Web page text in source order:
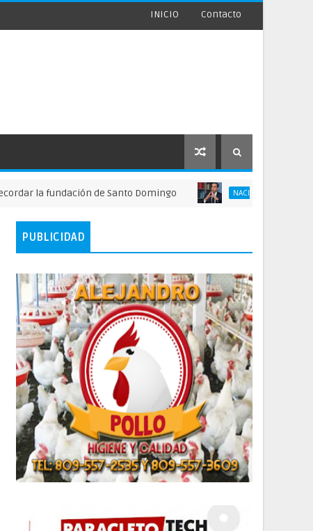
INICIO Contacto
fundación de Santo Domingo NACIONALES FINJUS
PUBLICIDAD